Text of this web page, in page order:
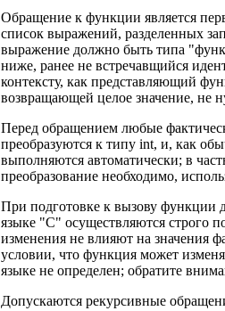
Обращение к функции является
список выражений, разделенных
выражение должно быть типа
ниже, ранее не встречавщийся
контексту, как представляющий
возвращающей целое значение, не
Перед обращением любые
преобразуются к типу int, и, как
выполняются автоматически; в
преобразование необходимо,
При подготовке к вызову функции
языке "C" осуществляются строго
изменения не влияют на значения
условии, что функция может
языке не определен; обратите
Допускаются рекурсивные